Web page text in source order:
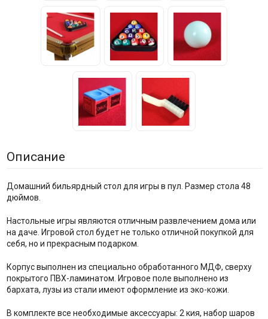
Описание
Домашний бильярдный стол для игры в пул. Размер стола 48
дюймов.
Настольные игры являются отличным развлечением дома или
на даче. Игровой стол будет не только отличной покупкой для
себя, но и прекрасным подарком.
Корпус выполнен из специально обработанного МДФ, сверху
покрытого ПВХ-ламинатом. Игровое поле выполнено из
бархата, лузы из стали имеют оформление из эко-кожи.
В комплекте все необходимые аксессуары: 2 кия, набор шаров